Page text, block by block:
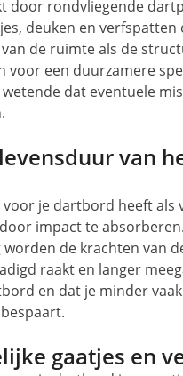
door rondvliegende
deuken en
de ruimte als de
voor een duurzamere
dat eventuele
van
je dartbord heeft als
impact te
de krachten van
raakt en langer
en dat je minder
gaatjes en